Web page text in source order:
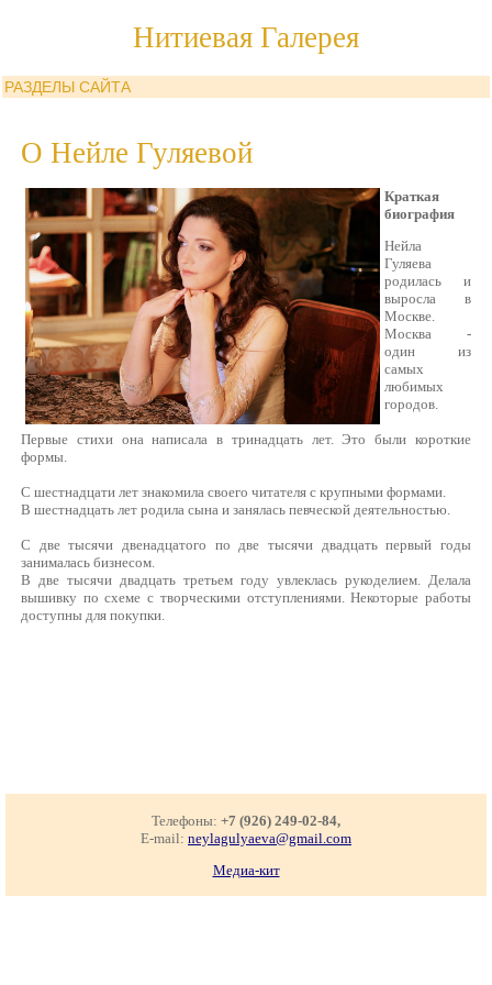
Нитиевая Галерея
РАЗДЕЛЫ САЙТА
О Нейле Гуляевой
Краткая
биография
Нейла
Гуляева
родилась и
выросла в
Москве.
Москва -
один из
самых
любимых
городов.
Первые стихи она написала в тринадцать лет. Это были короткие
формы.
С шестнадцати лет знакомила своего читателя с крупными формами.
В шестнадцать лет родила сына и занялась певческой деятельностью.
С две тысячи двенадцатого по две тысячи двадцать первый годы
занималась бизнесом.
В две тысячи двадцать третьем году увлеклась рукоделием. Делала
вышивку по схеме с творческими отступлениями. Некоторые работы
доступны для покупки.
Телефоны: +7 (926) 249-02-84,
E-mail: neylagulyaeva@gmail.com
Медиа-кит